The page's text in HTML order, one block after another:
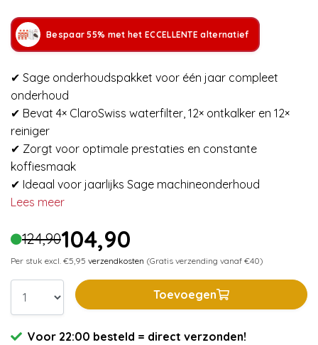
Bespaar 55% met het ECCELLENTE alternatief
✔ Sage onderhoudspakket voor één jaar compleet
onderhoud
✔ Bevat 4× ClaroSwiss waterfilter, 12× ontkalker en 12×
reiniger
✔ Zorgt voor optimale prestaties en constante
koffiesmaak
✔ Ideaal voor jaarlijks Sage machineonderhoud
Lees meer
124,90104,90
Per stuk excl. €5,95 verzendkosten (Gratis verzending vanaf €40)
Toevoegen
Voor 22:00 besteld = direct verzonden!